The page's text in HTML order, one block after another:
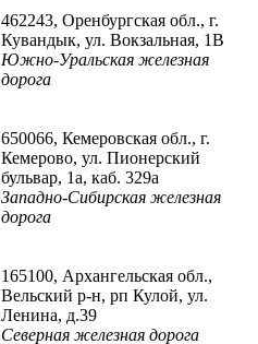
462243, Оренбургская обл., г.
Кувандык, ул. Вокзальная, 1В
Южно-Уральская железная
дорога
650066, Кемеровская обл., г.
Кемерово, ул. Пионерский
бульвар, 1а, каб. 329а
Западно-Сибирская железная
дорога
165100, Архангельская обл.,
Вельский р-н, рп Кулой, ул.
Ленина, д.39
Северная железная дорога